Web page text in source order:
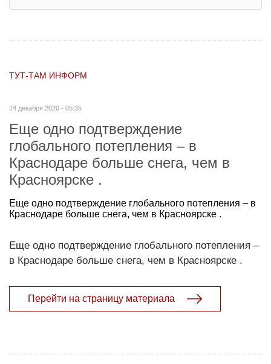
ТУТ-ТАМ ИНФОРМ
24 декабря 2020 - 05:35
Еще одно подтверждение
глобального потепления – в
Краснодаре больше снега, чем в
Красноярске .
Еще одно подтверждение глобального потепления – в
Краснодаре больше снега, чем в Красноярске .
Еще одно подтверждение глобального потепления –
в Краснодаре больше снега, чем в Красноярске .
Перейти на страницу материала